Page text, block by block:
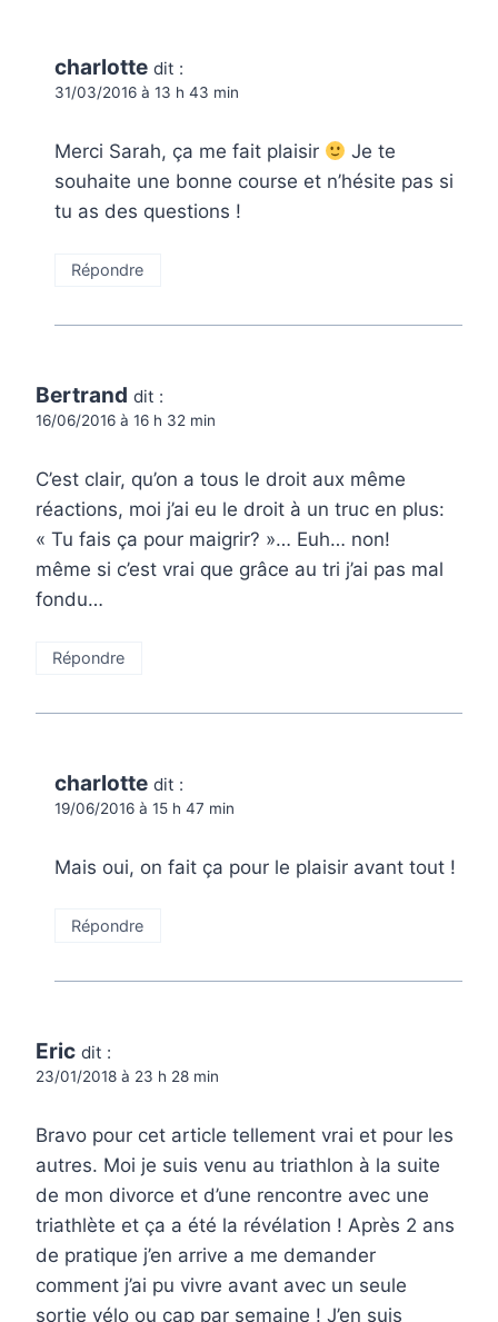
charlotte dit :
31/03/2016 à 13 h 43 min
Merci Sarah, ça me fait plaisir
Je te
souhaite une bonne course et n’hésite pas si
tu as des questions !
Répondre
Bertrand dit :
16/06/2016 à 16 h 32 min
C’est clair, qu’on a tous le droit aux même
réactions, moi j’ai eu le droit à un truc en plus:
« Tu fais ça pour maigrir? »… Euh… non!
même si c’est vrai que grâce au tri j’ai pas mal
fondu…
Répondre
charlotte dit :
19/06/2016 à 15 h 47 min
Mais oui, on fait ça pour le plaisir avant tout !
Répondre
Eric dit :
23/01/2018 à 23 h 28 min
Bravo pour cet article tellement vrai et pour les
autres. Moi je suis venu au triathlon à la suite
de mon divorce et d’une rencontre avec une
triathlète et ça a été la révélation ! Après 2 ans
de pratique j’en arrive a me demander
comment j’ai pu vivre avant avec un seule
sortie vélo ou cap par semaine ! J’en suis